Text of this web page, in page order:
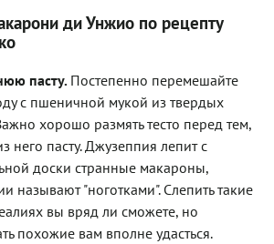
ди Унжио по рецепту
пасту. Постепенно перемешайте
с пшеничной мукой из твердых
хорошо размять тесто перед тем,
него пасту. Джузеппия лепит с
доски странные макароны,
называют "ноготками". Слепить такие
вы вряд ли сможете, но
похожие вам вполне удасться.